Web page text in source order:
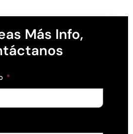
Más Info,